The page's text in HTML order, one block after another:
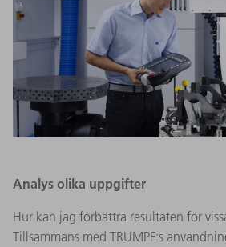
Analys olika uppgifter
Hur kan jag förbättra resultaten för
Tillsammans med TRUMPF:s